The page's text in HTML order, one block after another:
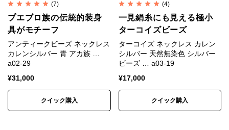
きく見えたり、色味が異なって見える場合がありま
す。
※昨今の銀価格高騰と相場の大きな変動を受け、仕入
れ時点の銀相場をもとに価格を設定しています。
素材 SV950(銀純度95%)
内周（端から端）約15.5cm×幅約6mm×厚さ約
6mm 約26g
(7)
プエブロ族の伝統的装身
具がモチーフ
アンティークビーズ ネックレス
カレンシルバー 青 アカ族 …
a02-29
¥31,000
クイック購入
(4)
一見絹糸にも見える極小
ターコイズビーズ
ターコイズ ネックレス カレン
シルバー 天然無染色 シルバー
ビーズ … a03-19
¥17,000
クイック購入